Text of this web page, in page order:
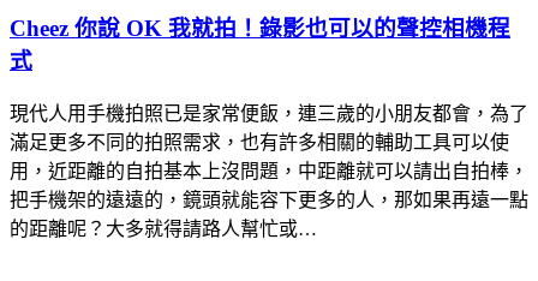
Cheez 你說 OK 我就拍！錄影也可以的聲控相機程
式
現代人用手機拍照已是家常便飯，連三歲的小朋友都會，為了
滿足更多不同的拍照需求，也有許多相關的輔助工具可以使
用，近距離的自拍基本上沒問題，中距離就可以請出自拍棒，
把手機架的遠遠的，鏡頭就能容下更多的人，那如果再遠一點
的距離呢？大多就得請路人幫忙或…